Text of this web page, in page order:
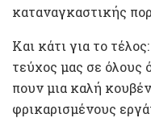
καταναγκαστικής
Και κάτι για το
τεύχος μας σε όλους
πουν μια καλή
φρικαρισμένους